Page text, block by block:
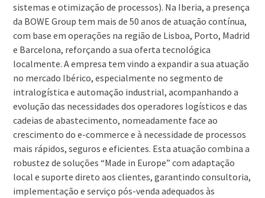
sistemas e otimização de processos). Na Iberia, a presença
da BOWE Group tem mais de 50 anos de atuação contínua,
com base em operações na região de Lisboa, Porto, Madrid
e Barcelona, reforçando a sua oferta tecnológica
localmente. A empresa tem vindo a expandir a sua atuação
no mercado Ibérico, especialmente no segmento de
intralogística e automação industrial, acompanhando a
evolução das necessidades dos operadores logísticos e das
cadeias de abastecimento, nomeadamente face ao
crescimento do e-commerce e à necessidade de processos
mais rápidos, seguros e eficientes. Esta atuação combina a
robustez de soluções “Made in Europe” com adaptação
local e suporte direto aos clientes, garantindo consultoria,
implementação e serviço pós-venda adequados às